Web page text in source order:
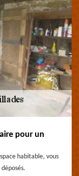
pour un
habitable, vous